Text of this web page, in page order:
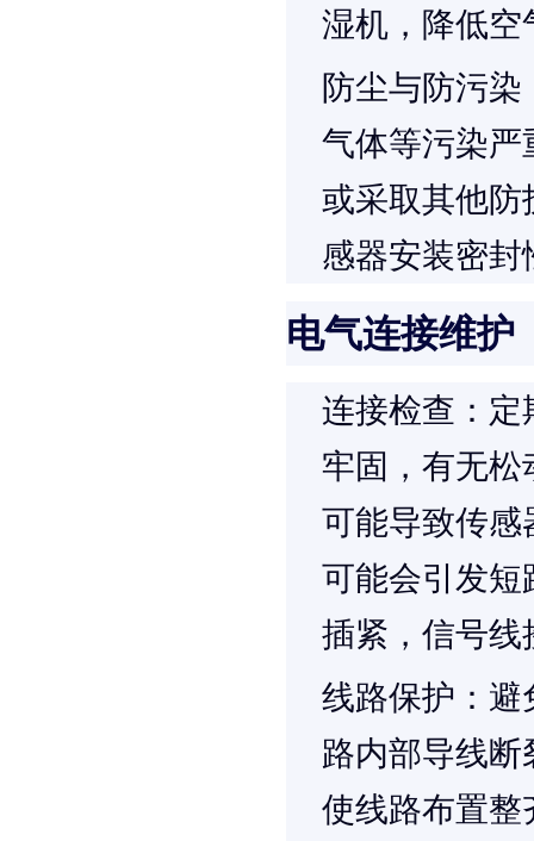
湿机，降低空
防尘与防污染
气体等污染严
或采取其他防
感器安装密
电气连接维护
连接检查 ：
牢固，有无松
可能导致传感
可能会引发短
插紧，信号线
线路保护 ：
路内部导线
使线路布置整